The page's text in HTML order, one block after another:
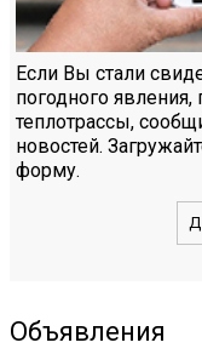
Если Вы стали
погодного
теплотрассы,
новостей.
форму.
Объявления